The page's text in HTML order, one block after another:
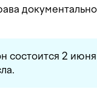
документально
состоится 2 июня